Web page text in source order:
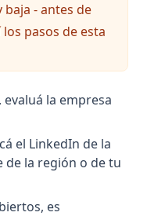
- antes de
pasos de esta
la empresa
el LinkedIn de la
de la región o de tu
es